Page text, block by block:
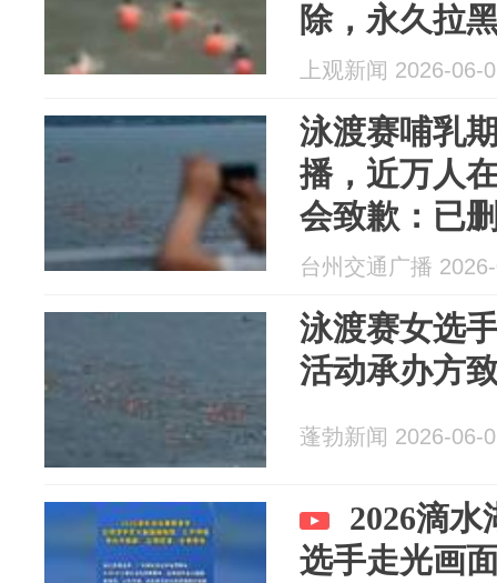
除，永久拉
上观新闻 2026-06-
泳渡赛哺乳
播，近万人
会致歉：已
主动对接当
声誉与合法
台州交通广播
泳渡赛女选
活动承办方
蓬勃新闻 2026-06-
2026滴
选手走光画